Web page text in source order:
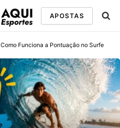
APOSTAS
Como Funciona a Pontuação no Surfe